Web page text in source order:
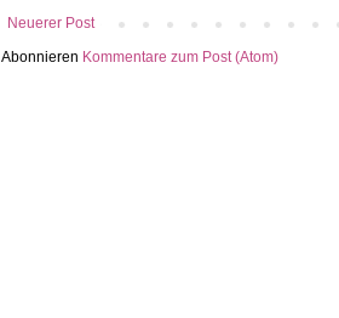
Neuerer Post
Abonnieren Kommentare zum Post (Atom)